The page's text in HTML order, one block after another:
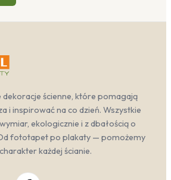
ścienne, które pomagają
i inspirować na co dzień. Wszystkie
ekologicznie i z dbałością o
fototapet po plakaty — pomożemy
każdej ścianie.